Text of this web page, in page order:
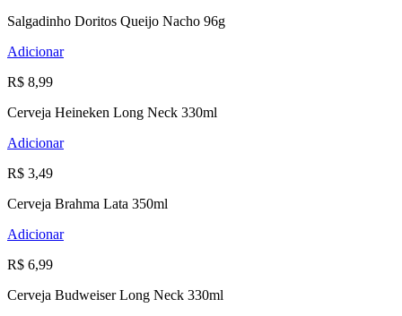
Salgadinho Doritos Queijo Nacho 96g
Adicionar
R$ 8,99
Cerveja Heineken Long Neck 330ml
Adicionar
R$ 3,49
Cerveja Brahma Lata 350ml
Adicionar
R$ 6,99
Cerveja Budweiser Long Neck 330ml